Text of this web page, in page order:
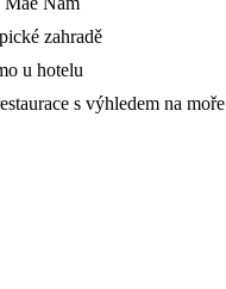
zahradě
u hotelu
s výhledem na moře